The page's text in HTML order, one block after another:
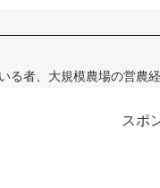
る者、大規模農場の営農
スポ